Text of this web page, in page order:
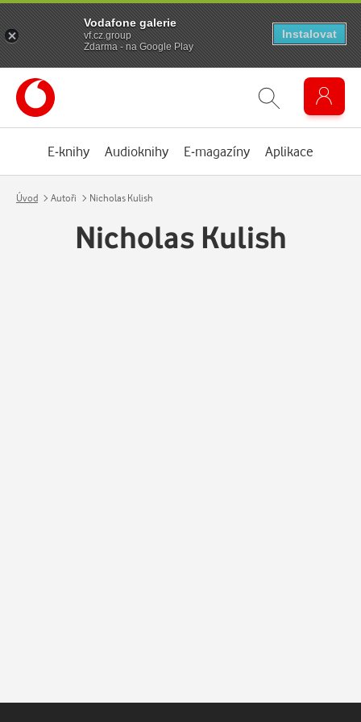
E-knihy Audioknihy E-magazíny Aplikace
Úvod Autoři Nicholas Kulish
Nicholas Kulish
Vodafone galerie
vf.cz.group
Zdarma - na Google Play
Instalovat